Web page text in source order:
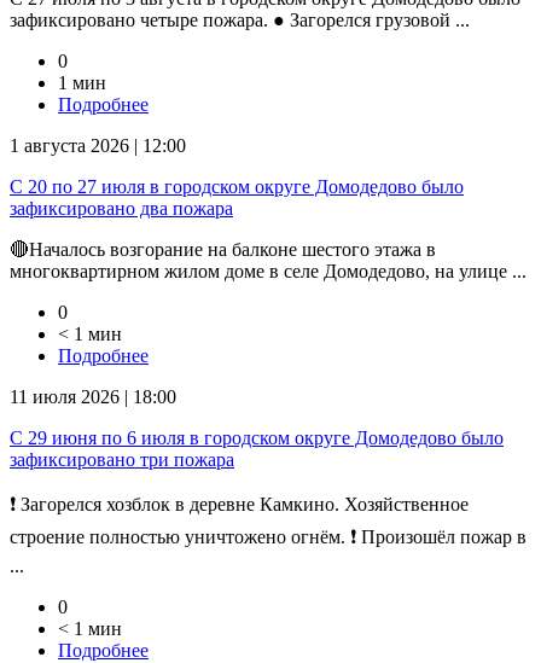
зафиксировано четыре пожара. ● Загорелся грузовой ...
0
1 мин
Подробнее
1 августа 2026 | 12:00
С 20 по 27 июля в городском округе Домодедово было
зафиксировано два пожара
🔴Началось возгорание на балконе шестого этажа в
многоквартирном жилом доме в селе Домодедово, на улице ...
0
< 1 мин
Подробнее
11 июля 2026 | 18:00
С 29 июня по 6 июля в городском округе Домодедово было
зафиксировано три пожара
❗ Загорелся хозблок в деревне Камкино. Хозяйственное
строение полностью уничтожено огнём. ❗ Произошёл пожар в
...
0
< 1 мин
Подробнее